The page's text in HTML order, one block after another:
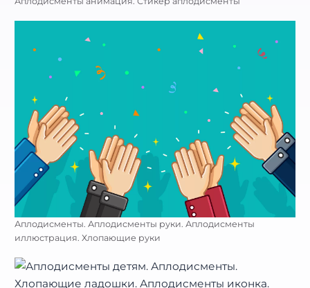
Аплодисменты. Аплодисменты руки. Аплодисменты
иллюстрация. Хлопающие руки